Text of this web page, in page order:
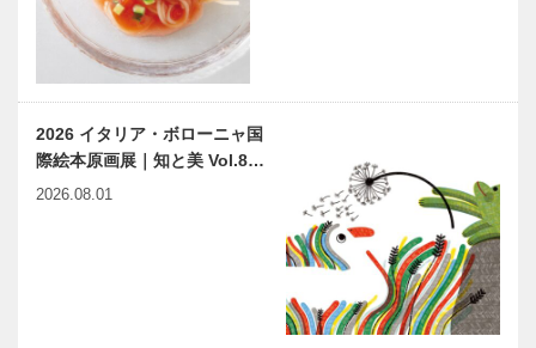
2026 イタリア・ボローニャ国
際絵本原画展｜知と美 Vol.8…
2026.08.01